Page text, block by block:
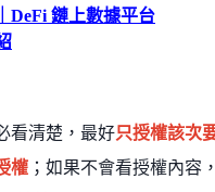
DeFi 鏈上數據平台
看清楚，最好只授權該次
權 ；如果不會看授權內容